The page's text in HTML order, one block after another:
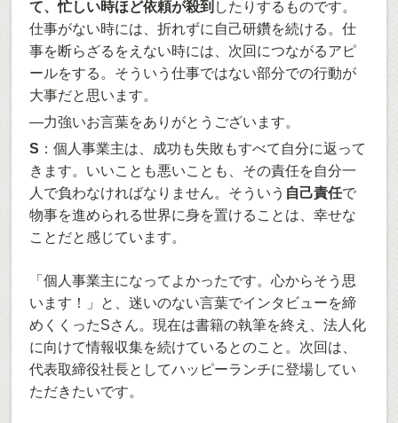
て、忙しい時ほど依頼が殺到 したりするものです。
仕事がない時には、折れずに自己研鑽を続ける。仕
事を断らざるをえない時には、次回につながるアピ
ールをする。そういう仕事ではない部分での行動が
大事だと思います。
―力強いお言葉をありがとうございます。
S ：個人事業主は、成功も失敗もすべて自分に返って
きます。いいことも悪いことも、その責任を自分一
人で負わなければなりません。そういう 自己責任で
物事を進められる世界に身を置けることは、幸せな
ことだと感じています。
「個人事業主になってよかったです。心からそう思
います！」と、迷いのない言葉でインタビューを締
めくくったSさん。現在は書籍の執筆を終え、法人化
に向けて情報収集を続けているとのこと。次回は、
代表取締役社長としてハッピーランチに登場してい
ただきたいです。